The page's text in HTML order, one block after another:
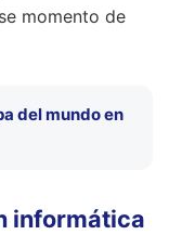
momento de
del mundo en
informática